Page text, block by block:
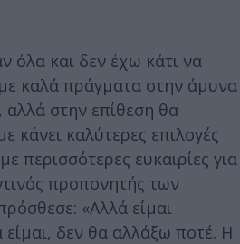
όλα και δεν έχω κάτι να
καλά πράγματα στην άμυνα
στην επίθεση θα
κάνει καλύτερες επιλογές
περισσότερες ευκαιρίες για
προπονητής των
«Αλλά είμαι
είμαι, δεν θα αλλάξω ποτέ. Η